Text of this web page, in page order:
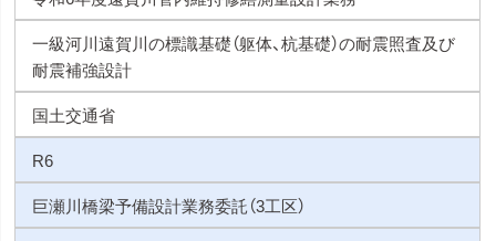
一級河川遠賀川の標識基礎（躯体、杭基礎）の耐震照査及び
耐震補強設計
国土交通省
R6
巨瀬川橋梁予備設計業務委託（3工区）